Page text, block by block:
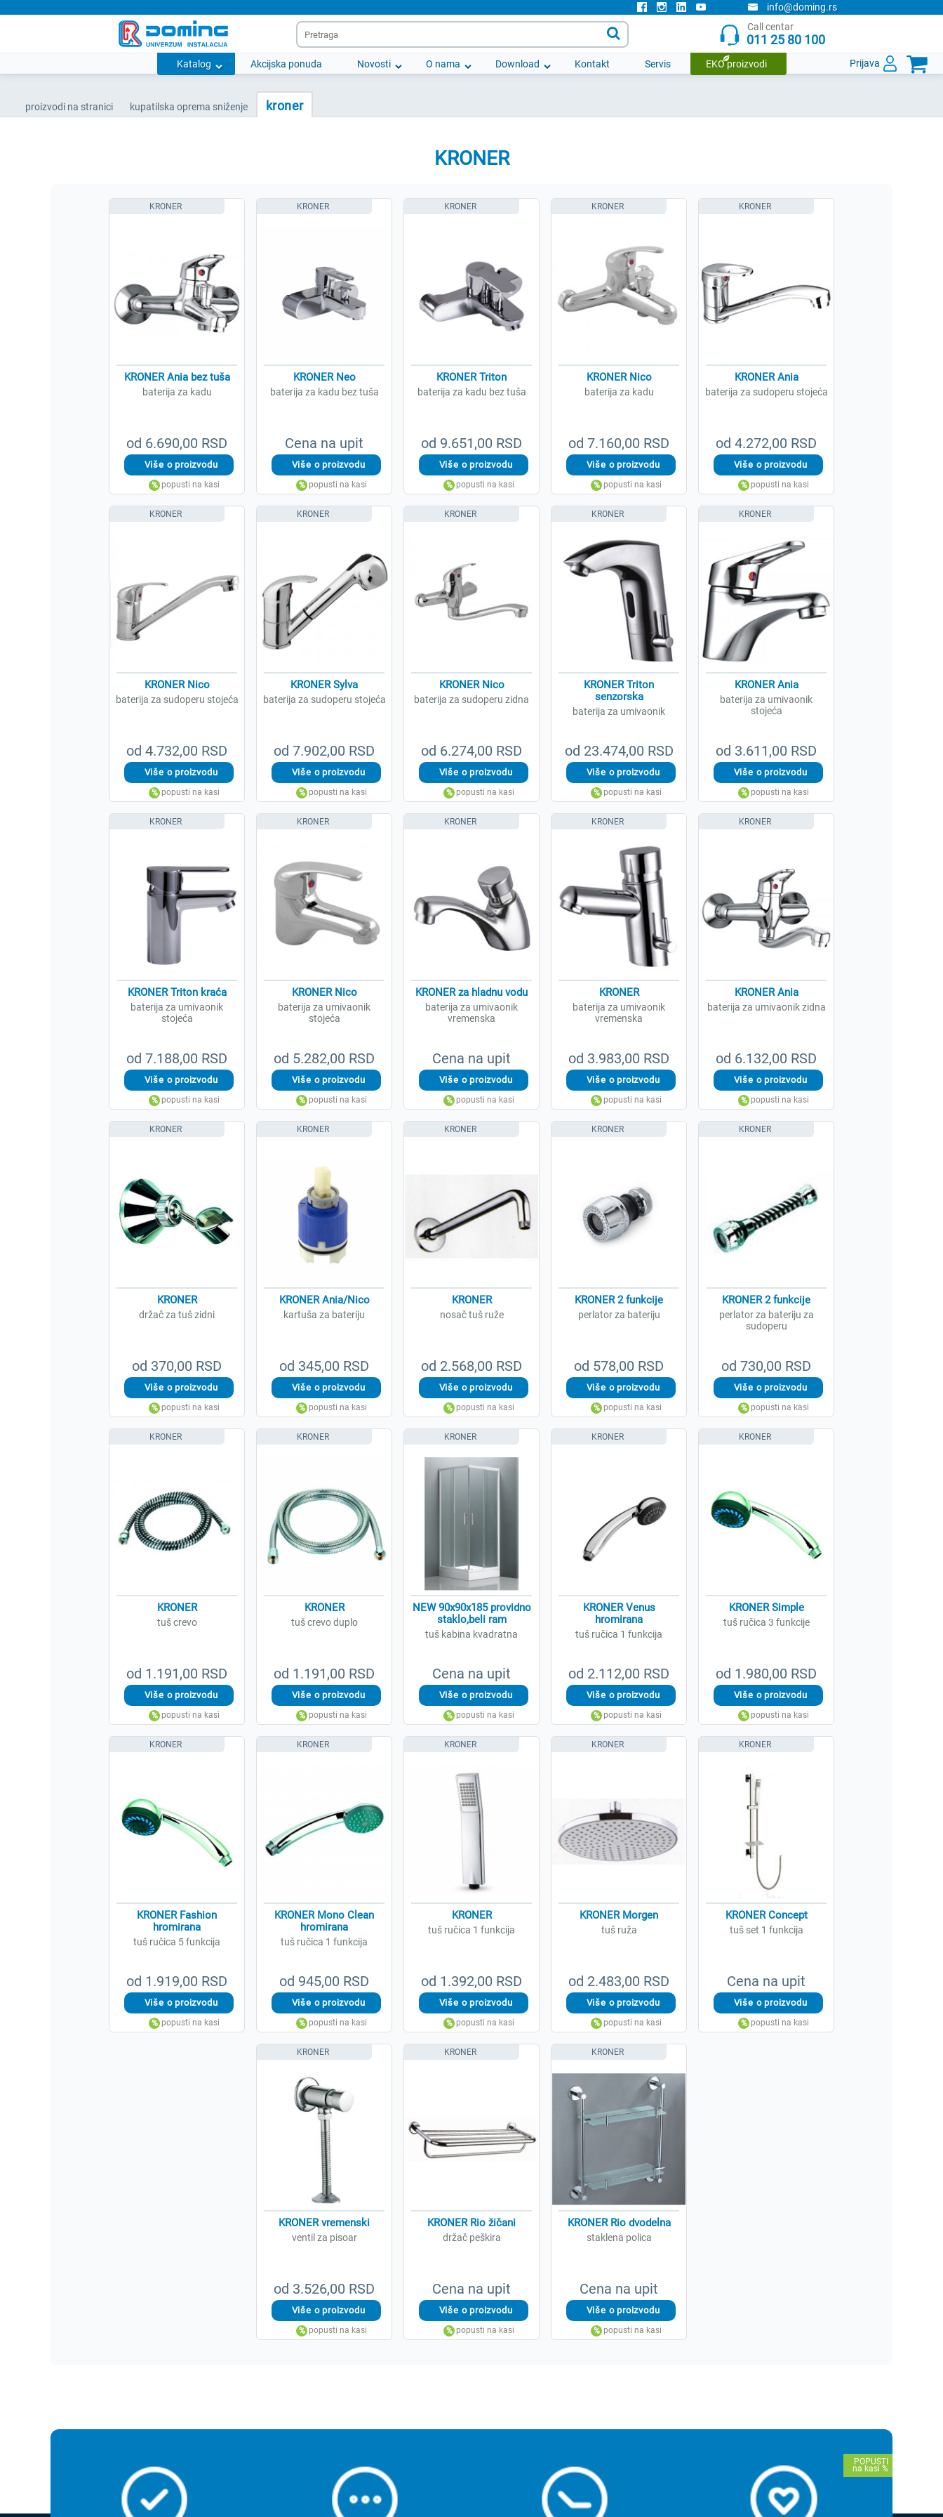
info@doming.rs
Call centar
011 25 80 100
Katalog Akcijska ponuda Novosti O nama Download Kontakt Servis EKO proizvodi Prijava 

proizvodi na stranici kupatilska oprema sniženje kroner
KRONER
od 6.690,00 RSD
KRONER Ania bez tuša
baterija za kadu
KRONER
Cena na upit
KRONER Neo
baterija za kadu bez tuša
KRONER
od 9.651,00 RSD
KRONER Triton
baterija za kadu bez tuša
KRONER
od 7.160,00 RSD
KRONER Nico
baterija za kadu
KRONER
od 4.272,00 RSD
KRONER Ania
baterija za sudoperu stojeća
KRONER
od 4.732,00 RSD
KRONER Nico
baterija za sudoperu stojeća
KRONER
od 7.902,00 RSD
KRONER Sylva
baterija za sudoperu stojeća
KRONER
od 6.274,00 RSD
KRONER Nico
baterija za sudoperu zidna
KRONER
od 23.474,00 RSD
KRONER Triton
senzorska
baterija za umivaonik
KRONER
od 3.611,00 RSD
KRONER Ania
baterija za umivaonik
stojeća
KRONER
od 7.188,00 RSD
KRONER Triton kraća
baterija za umivaonik
stojeća
KRONER
od 5.282,00 RSD
KRONER Nico
baterija za umivaonik
stojeća
KRONER
Cena na upit
KRONER za hladnu vodu
baterija za umivaonik
vremenska
KRONER
od 3.983,00 RSD
KRONER
baterija za umivaonik
vremenska
KRONER
od 6.132,00 RSD
KRONER Ania
baterija za umivaonik zidna
KRONER
od 370,00 RSD
KRONER
držač za tuš zidni
KRONER
od 345,00 RSD
KRONER Ania/Nico
kartuša za bateriju
KRONER
od 2.568,00 RSD
KRONER
nosač tuš ruže
KRONER
od 578,00 RSD
KRONER 2 funkcije
perlator za bateriju
KRONER
od 730,00 RSD
KRONER 2 funkcije
perlator za bateriju za
sudoperu
KRONER
od 1.191,00 RSD
KRONER
tuš crevo
KRONER
od 1.191,00 RSD
KRONER
tuš crevo duplo
KRONER
Cena na upit
NEW 90x90x185 providno
staklo,beli ram
tuš kabina kvadratna
KRONER
od 2.112,00 RSD
KRONER Venus
hromirana
tuš ručica 1 funkcija
KRONER
od 1.980,00 RSD
KRONER Simple
tuš ručica 3 funkcije
KRONER
od 1.919,00 RSD
KRONER Fashion
hromirana
tuš ručica 5 funkcija
KRONER
od 945,00 RSD
KRONER Mono Clean
hromirana
tuš ručica 1 funkcija
KRONER
od 1.392,00 RSD
KRONER
tuš ručica 1 funkcija
KRONER
od 2.483,00 RSD
KRONER Morgen
tuš ruža
KRONER
Cena na upit
KRONER Concept
tuš set 1 funkcija
KRONER
od 3.526,00 RSD
KRONER vremenski
ventil za pisoar
KRONER
Cena na upit
KRONER Rio žičani
držač peškira
KRONER
Cena na upit
KRONER Rio dvodelna
staklena polica
KRONER